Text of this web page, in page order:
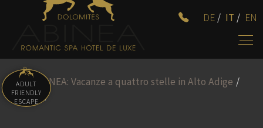
DE/ IT / EN
ADULT
FRIENDLY
ESCAPE
Hotel ABINEA: Vacanze a quattro stelle in Alto Adige /
Webcam